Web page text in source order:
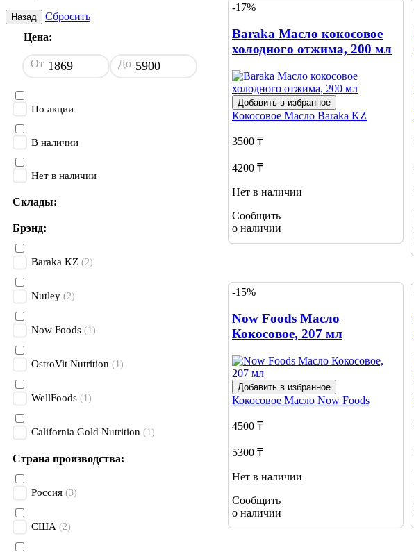
Назад
Сбросить
Цена:
От До
По акции
В наличии
Нет в наличии
Склады:
Брэнд:
Baraka KZ (2)
Nutley (2)
Now Foods (1)
OstroVit Nutrition (1)
WellFoods (1)
California Gold Nutrition (1)
Страна производства:
Россия (3)
США (2)
-17%
Baraka Масло кокосовое
холодного отжима, 200 мл
Добавить в избранное
Кокосовое Масло Baraka KZ
3500 ₸
4200 ₸
Нет в наличии
Сообщить
о наличии
-15%
Now Foods Масло
Кокосовое, 207 мл
Добавить в избранное
Кокосовое Масло Now Foods
4500 ₸
5300 ₸
Нет в наличии
Сообщить
о наличии